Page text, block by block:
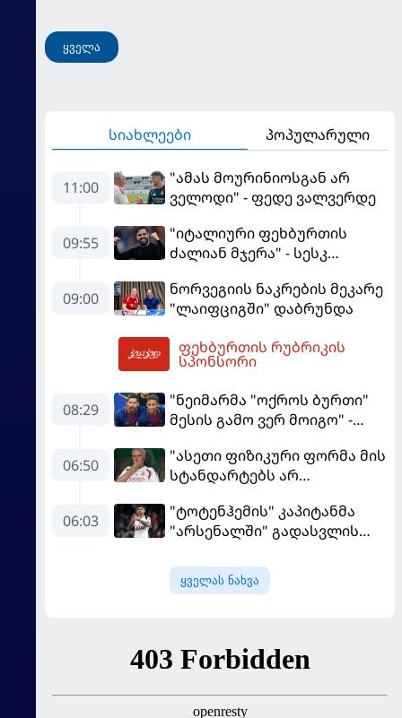
ყველა
სიახლეები პოპულარული
11:00
"ამას მოურინიოსგან არ
ველოდი" - ფედე ვალვერდე
09:55
"იტალიური ფეხბურთის
ძალიან მჯერა" - სესკ
09:00
ნორვეგიის ნაკრების მეკარე
"ლაიფციგში" დაბრუნდა
ფეხბურთის რუბრიკის
სპონსორი
08:29
"ნეიმარმა "ოქროს ბურთი"
მესის გამო ვერ მოიგო" -
აგენტი
06:50
"ასეთი ფიზიკური ფორმა მის
სტანდარტებს არ
"რეალის" ახალწვეული
გააკრიტიკა
06:03
"ტოტენჰემის" კაპიტანმა
"არსენალში" გადასვლის
ყველას ნახვა